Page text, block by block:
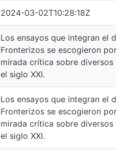
2024-03-02T10:28:18Z
Los ensayos que integran el
Fronterizos se escogieron
mirada crítica sobre diversos
el siglo XXI.
Los ensayos que integran el
Fronterizos se escogieron
mirada crítica sobre diversos
el siglo XXI.